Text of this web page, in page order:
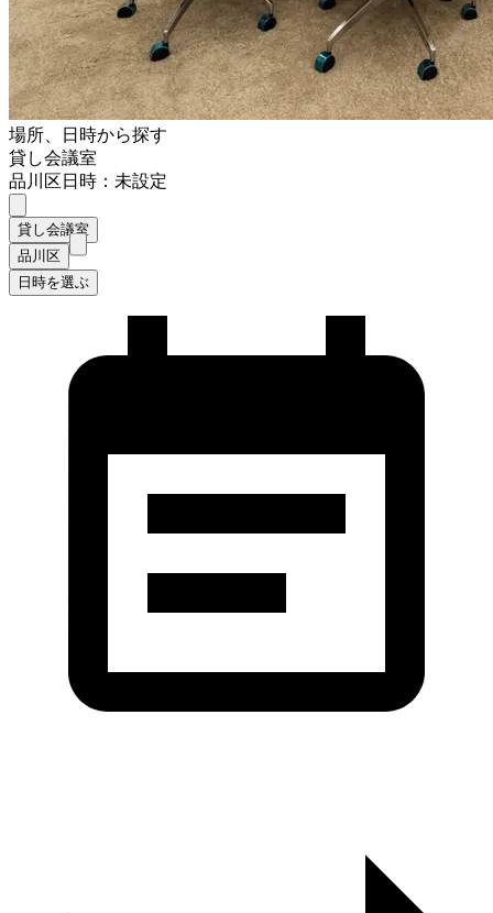
場所、日時から探す
貸し会議室
品川区日時：未設定
貸し会議室
品川区
日時を選ぶ